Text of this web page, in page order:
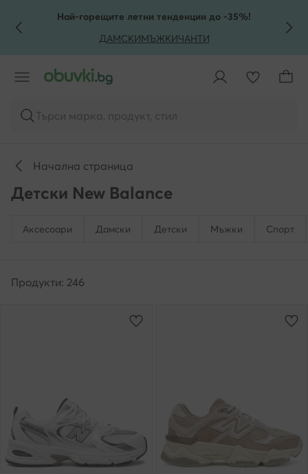
КЪМ ОСНОВНОТО СЪДЪРЖАНИЕ
КЪМ ТЪРСЕНЕНай-горещите летни тенденции до -35%!
ДАМСКИМЪЖКИЧАНТИ
Търси марка, продукт, стил
Начална страница
Детски New Balance
Аксесоари Дамски Детски Мъжки Спорт
Продукти: 246